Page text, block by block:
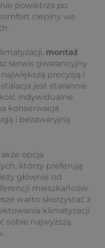
powietrza po
cieplny we
montaż
serwis gwarancyjny
precyzją i
jest starannie
indywidualne
konserwacja
i bezawaryjną
opcja
którzy preferują
głównie od
mieszkańców.
warto skorzystać z
klimatyzacji
sobie najwyższą